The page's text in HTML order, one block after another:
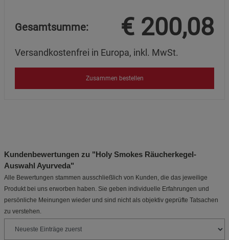
Gesamtsumme: € 200,08
Versandkostenfrei in Europa, inkl. MwSt.
Zusammen bestellen
Kundenbewertungen zu "Holy Smokes Räucherkegel-
Auswahl Ayurveda"
Alle Bewertungen stammen ausschließlich von Kunden, die das jeweilige
Produkt bei uns erworben haben. Sie geben individuelle Erfahrungen und
persönliche Meinungen wieder und sind nicht als objektiv geprüfte Tatsachen
zu verstehen.